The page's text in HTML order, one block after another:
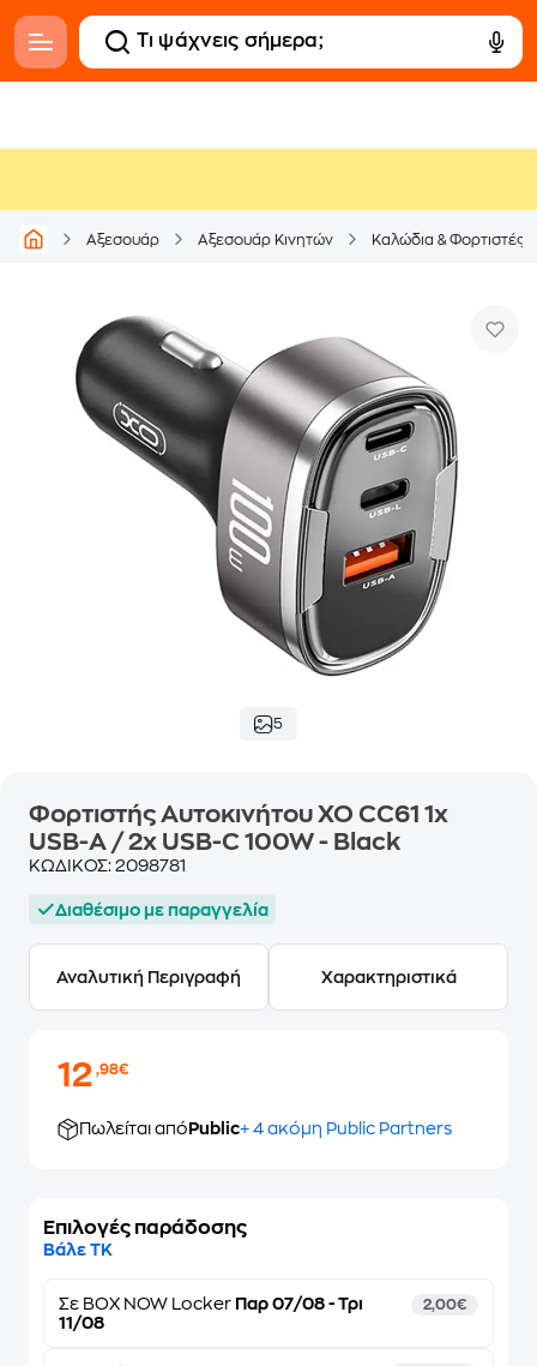
Αξεσουάρ Αξεσουάρ Κινητών Καλώδια & Φορτιστές
5
Φορτιστής Αυτοκινήτου XO CC61 1x
USB-A / 2x USB-C 100W - Black
ΚΩΔΙΚΟΣ: 2098781
Διαθέσιμο με παραγγελία
Αναλυτική Περιγραφή Χαρακτηριστικά
12,98€
Πωλείται από Public+ 4 ακόμη Public Partners
Επιλογές παράδοσης
Βάλε ΤΚ
Σε BOX NOW Locker Παρ 07/08 - Τρι
11/08
2,00€